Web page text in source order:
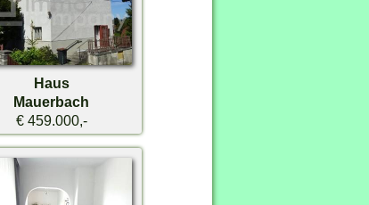
Haus
Mauerbach
€ 459.000,-